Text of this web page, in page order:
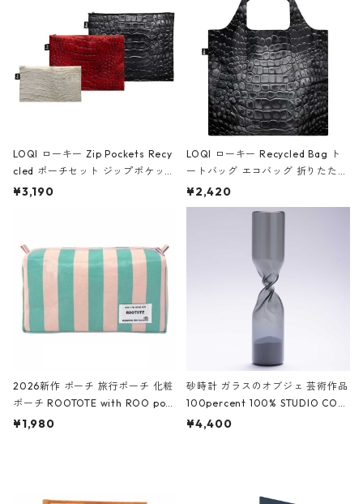
ア/クラウン ブラック
LOQI ローキー Zip Pockets Recy
cled ポーチセット ジップポケット
ファスナーポーチ 撥水加工 トラベ
ーガンディー、オフホワイト
¥3,190
LOQI ローキー Recycled Bag ト
ートバッグ エコバッグ 折りたたみ
大きめ 撥水加工 収納ポーチ CRO
CODILE/Black クロコダイル/ブラ
¥2,420
2026新作 ポーチ 旅行ポーチ 化粧
ポーチ ROOTOTE with ROO pou
ch 3532 ルートート WR.ポーチ.ラ
¥1,980
砂時計 ガラスのオブジェ 芸術作品
100percent 100% STUDIO COH
AKU Timeless 100パーセント ス
¥4,400